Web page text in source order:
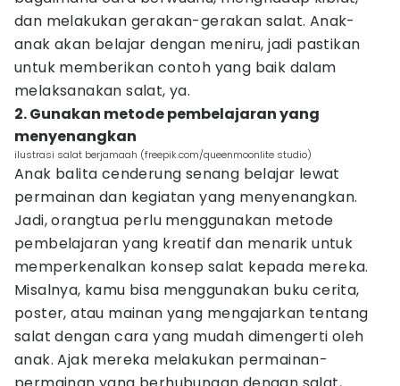
dan melakukan gerakan-gerakan salat. Anak-
anak akan belajar dengan meniru, jadi pastikan
untuk memberikan contoh yang baik dalam
melaksanakan salat, ya.
2. Gunakan metode pembelajaran yang
menyenangkan
ilustrasi salat berjamaah (freepik.com/queenmoonlite studio)
Anak balita cenderung senang belajar lewat
permainan dan kegiatan yang menyenangkan.
Jadi, orangtua perlu menggunakan metode
pembelajaran yang kreatif dan menarik untuk
memperkenalkan konsep salat kepada mereka.
Misalnya, kamu bisa menggunakan buku cerita,
poster, atau mainan yang mengajarkan tentang
salat dengan cara yang mudah dimengerti oleh
anak. Ajak mereka melakukan permainan-